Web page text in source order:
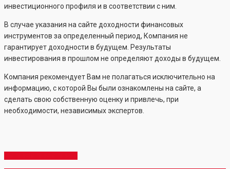
инвестиционного профиля и в соответствии с ним.
В случае указания на сайте доходности финансовых
инструментов за определенный период, Компания не
гарантирует доходности в будущем. Результаты
инвестирования в прошлом не определяют доходы в будущем.
Компания рекомендует Вам не полагаться исключительно на
информацию, с которой Вы были ознакомлены на сайте, а
сделать свою собственную оценку и привлечь, при
необходимости, независимых экспертов.